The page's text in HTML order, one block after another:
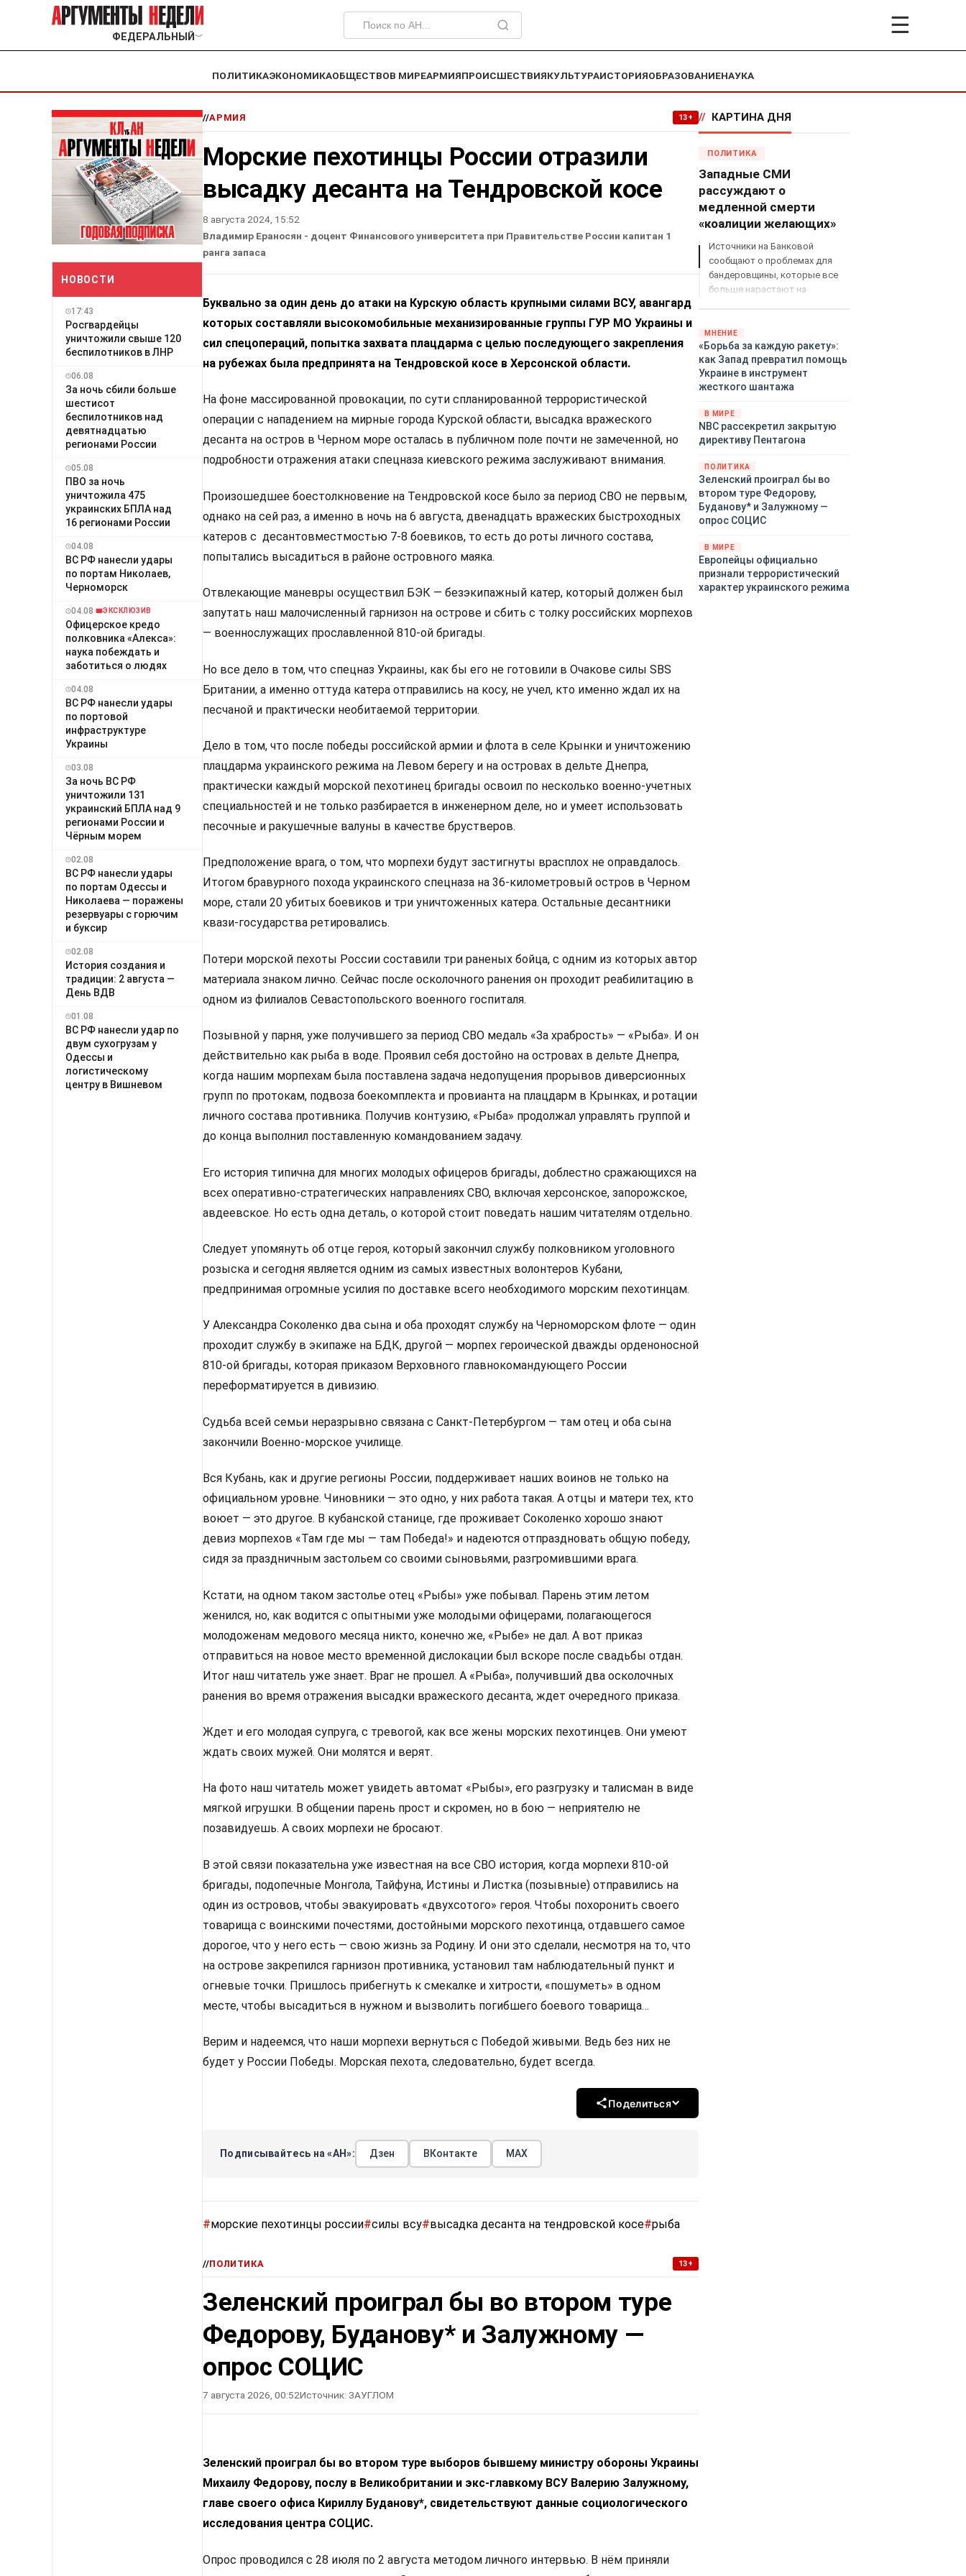
ФЕДЕРАЛЬНЫЙ ﹀ ☰
ПОЛИТИКАЭКОНОМИКАОБЩЕСТВОВ МИРЕАРМИЯПРОИСШЕСТВИЯКУЛЬТУРАИСТОРИЯОБРАЗОВАНИЕНАУКА
НОВОСТИ
17:43
Росгвардейцы
уничтожили свыше 120
беспилотников в ЛНР
06.08
За ночь сбили больше
шестисот
беспилотников над
девятнадцатью
регионами России
05.08
ПВО за ночь
уничтожила 475
украинских БПЛА над
16 регионами России
04.08
ВС РФ нанесли удары
по портам Николаев,
Черноморск
04.08 ЭКСКЛЮЗИВ
Офицерское кредо
полковника «Алекса»:
наука побеждать и
заботиться о людях
04.08
ВС РФ нанесли удары
по портовой
инфраструктуре
Украины
03.08
За ночь ВС РФ
уничтожили 131
украинский БПЛА над 9
регионами России и
Чёрным морем
02.08
ВС РФ нанесли удары
по портам Одессы и
Николаева — поражены
резервуары с горючим
и буксир
02.08
История создания и
традиции: 2 августа —
День ВДВ
01.08
ВС РФ нанесли удар по
двум сухогрузам у
Одессы и
логистическому
центру в Вишневом
//АРМИЯ 13+
Морские пехотинцы России отразили
высадку десанта на Тендровской косе
8 августа 2024, 15:52
Владимир Ераносян - доцент Финансового университета при Правительстве России капитан 1
ранга запаса
Буквально за один день до атаки на Курскую область крупными силами ВСУ, авангард
которых составляли высокомобильные механизированные группы ГУР МО Украины и
сил спецопераций, попытка захвата плацдарма с целью последующего закрепления
на рубежах была предпринята на Тендровской косе в Херсонской области.
На фоне массированной провокации, по сути спланированной террористической
операции с нападением на мирные города Курской области, высадка вражеского
десанта на остров в Черном море осталась в публичном поле почти не замеченной, но
подробности отражения атаки спецназа киевского режима заслуживают внимания.
Произошедшее боестолкновение на Тендровской косе было за период СВО не первым,
однако на сей раз, а именно в ночь на 6 августа, двенадцать вражеских быстроходных
катеров с десантовместмостью 7-8 боевиков, то есть до роты личного состава,
попытались высадиться в районе островного маяка.
Отвлекающие маневры осуществил БЭК — безэкипажный катер, который должен был
запутать наш малочисленный гарнизон на острове и сбить с толку российских морпехов
— военнослужащих прославленной 810-ой бригады.
Но все дело в том, что спецназ Украины, как бы его не готовили в Очакове силы SBS
Британии, а именно оттуда катера отправились на косу, не учел, кто именно ждал их на
песчаной и практически необитаемой территории.
Дело в том, что после победы российской армии и флота в селе Крынки и уничтожению
плацдарма украинского режима на Левом берегу и на островах в дельте Днепра,
практически каждый морской пехотинец бригады освоил по несколько военно-учетных
специальностей и не только разбирается в инженерном деле, но и умеет использовать
песочные и ракушечные валуны в качестве брустверов.
Предположение врага, о том, что морпехи будут застигнуты врасплох не оправдалось.
Итогом бравурного похода украинского спецназа на 36-километровый остров в Черном
море, стали 20 убитых боевиков и три уничтоженных катера. Остальные десантники
квази-государства ретировались.
Потери морской пехоты России составили три раненых бойца, с одним из которых автор
материала знаком лично. Сейчас после осколочного ранения он проходит реабилитацию в
одном из филиалов Севастопольского военного госпиталя.
Позывной у парня, уже получившего за период СВО медаль «За храбрость» — «Рыба». И он
действительно как рыба в воде. Проявил себя достойно на островах в дельте Днепра,
когда нашим морпехам была поставлена задача недопущения прорывов диверсионных
групп по протокам, подвоза боекомплекта и провианта на плацдарм в Крынках, и ротации
личного состава противника. Получив контузию, «Рыба» продолжал управлять группой и
до конца выполнил поставленную командованием задачу.
Его история типична для многих молодых офицеров бригады, доблестно сражающихся на
всех оперативно-стратегических направлениях СВО, включая херсонское, запорожское,
авдеевское. Но есть одна деталь, о которой стоит поведать нашим читателям отдельно.
Следует упомянуть об отце героя, который закончил службу полковником уголовного
розыска и сегодня является одним из самых известных волонтеров Кубани,
предпринимая огромные усилия по доставке всего необходимого морским пехотинцам.
У Александра Соколенко два сына и оба проходят службу на Черноморском флоте — один
проходит службу в экипаже на БДК, другой — морпех героической дважды орденоносной
810-ой бригады, которая приказом Верховного главнокомандующего России
переформатируется в дивизию.
Судьба всей семьи неразрывно связана с Санкт-Петербургом — там отец и оба сына
закончили Военно-морское училище.
Вся Кубань, как и другие регионы России, поддерживает наших воинов не только на
официальном уровне. Чиновники — это одно, у них работа такая. А отцы и матери тех, кто
воюет — это другое. В кубанской станице, где проживает Соколенко хорошо знают
девиз морпехов «Там где мы — там Победа!» и надеются отпраздновать общую победу,
сидя за праздничным застольем со своими сыновьями, разгромившими врага.
Кстати, на одном таком застолье отец «Рыбы» уже побывал. Парень этим летом
женился, но, как водится с опытными уже молодыми офицерами, полагающегося
молодоженам медового месяца никто, конечно же, «Рыбе» не дал. А вот приказ
отправиться на новое место временной дислокации был вскоре после свадьбы отдан.
Итог наш читатель уже знает. Враг не прошел. А «Рыба», получивший два осколочных
ранения во время отражения высадки вражеского десанта, ждет очередного приказа.
Ждет и его молодая супруга, с тревогой, как все жены морских пехотинцев. Они умеют
ждать своих мужей. Они молятся и верят.
На фото наш читатель может увидеть автомат «Рыбы», его разгрузку и талисман в виде
мягкой игрушки. В общении парень прост и скромен, но в бою — неприятелю не
позавидуешь. А своих морпехи не бросают.
В этой связи показательна уже известная на все СВО история, когда морпехи 810-ой
бригады, подопечные Монгола, Тайфуна, Истины и Листка (позывные) отправились на
один из островов, чтобы эвакуировать «двухсотого» героя. Чтобы похоронить своего
товарища с воинскими почестями, достойными морского пехотинца, отдавшего самое
дорогое, что у него есть — свою жизнь за Родину. И они это сделали, несмотря на то, что
на острове закрепился гарнизон противника, установил там наблюдательный пункт и
огневые точки. Пришлось прибегнуть к смекалке и хитрости, «пошуметь» в одном
месте, чтобы высадиться в нужном и вызволить погибшего боевого товарища…
Верим и надеемся, что наши морпехи вернуться с Победой живыми. Ведь без них не
будет у России Победы. Морская пехота, следовательно, будет всегда.
Поделиться
Подписывайтесь на «АН»: Дзен ВКонтакте МАХ
#морские пехотинцы россии#силы всу#высадка десанта на тендровской косе#рыба
//ПОЛИТИКА 13+
Зеленский проиграл бы во втором туре
Федорову, Буданову* и Залужному —
опрос СОЦИС
7 августа 2026, 00:52Источник: ЗАУГЛОМ
Зеленский проиграл бы во втором туре выборов бывшему министру обороны Украины
Михаилу Федорову, послу в Великобритании и экс-главкому ВСУ Валерию Залужному,
главе своего офиса Кириллу Буданову*, свидетельствуют данные социологического
исследования центра СОЦИС.
Опрос проводился с 28 июля по 2 августа методом личного интервью. В нём приняли
// КАРТИНА ДНЯ
ПОЛИТИКА
Западные СМИ
рассуждают о
медленной смерти
«коалиции желающих»
Источники на Банковой
сообщают о проблемах для
бандеровщины, которые все
больше нарастают на
«страны 404» в следующем
году. Однако киевские
временщики не торопятся
заключать мир - ведь есть
поддержка в ЕС.
Британии и Германии, выборы
во Франции могут полностью
изменить геополитический
ландшафт в мире, пока
Зеленский ожидает выборов
в США.
МНЕНИЕ
«Борьба за каждую ракету»:
как Запад превратил помощь
Украине в инструмент
жесткого шантажа
В МИРЕ
NBC рассекретил закрытую
директиву Пентагона
ПОЛИТИКА
Зеленский проиграл бы во
втором туре Федорову,
Буданову* и Залужному —
опрос СОЦИС
В МИРЕ
Европейцы официально
признали террористический
характер украинского режима